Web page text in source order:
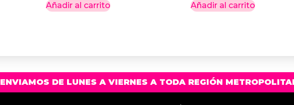
Añadir al carrito Añadir al carrito
ENVIAMOS DE LUNES A VIERNES A TODA REGIÓN